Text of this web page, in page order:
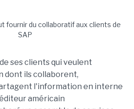
ses clients qui veulent
dont ils collaborent,
l'information en interne
américain